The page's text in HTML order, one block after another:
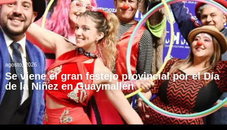
agosto, 2026
Se viene el gran festejo provincial por el Día
de la Niñez en Guaymallén